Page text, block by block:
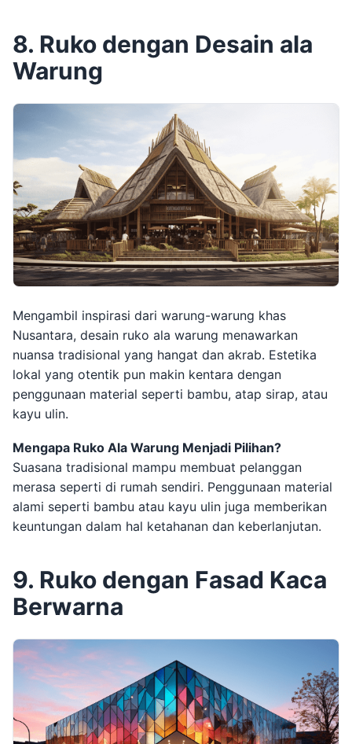
8. Ruko dengan Desain ala
Warung
Mengambil inspirasi dari warung-warung khas
Nusantara, desain ruko ala warung menawarkan
nuansa tradisional yang hangat dan akrab. Estetika
lokal yang otentik pun makin kentara dengan
penggunaan material seperti bambu, atap sirap, atau
kayu ulin.
Mengapa Ruko Ala Warung Menjadi Pilihan?
Suasana tradisional mampu membuat pelanggan
merasa seperti di rumah sendiri. Penggunaan material
alami seperti bambu atau kayu ulin juga memberikan
keuntungan dalam hal ketahanan dan keberlanjutan.
9. Ruko dengan Fasad Kaca
Berwarna